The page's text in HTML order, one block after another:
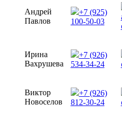
Андрей
Павлов
+7 (925)
100-50-03
Ирина
Вахрушева
+7 (926)
534-34-24
Виктор
Новоселов
+7 (926)
812-30-24